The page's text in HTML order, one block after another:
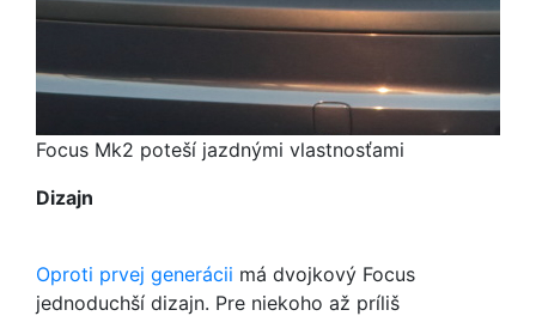
Focus Mk2 poteší jazdnými vlastnosťami
Dizajn
Oproti prvej generácii má dvojkový Focus
jednoduchší dizajn. Pre niekoho až príliš